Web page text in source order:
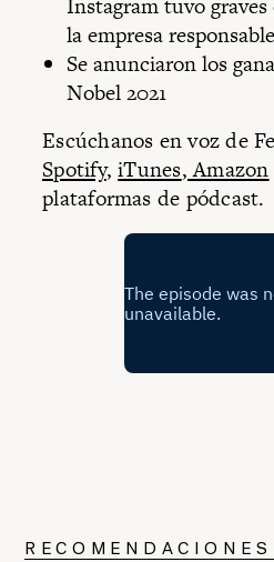
la empresa
Se anunciaron los
Nobel 2021
Escúchanos en voz de
Spotify,iTunes,Amazon
plataformas de pódcast.